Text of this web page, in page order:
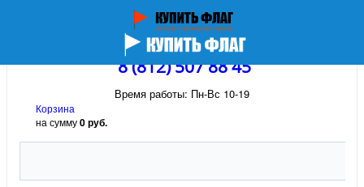
8 (812) 507 88 45
Время работы: Пн-Вс 10-19
Корзина
на сумму0 руб.